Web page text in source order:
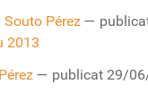
Souto Pérez —
2013
— publicat 29/